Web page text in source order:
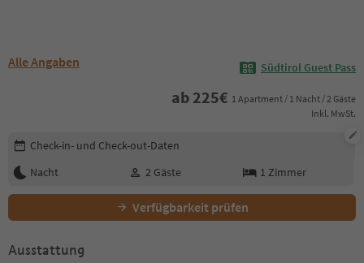
Alle Angaben Südtirol Guest Pass
ab 225€ 1 Apartment / 1 Nacht / 2 Gäste
Inkl. MwSt.
Buchungsdetails bearbeiten
Check-in- und Check-out-Daten
Nacht
2 Gäste 1 Zimmer
Verfügbarkeit prüfen
Ausstattung